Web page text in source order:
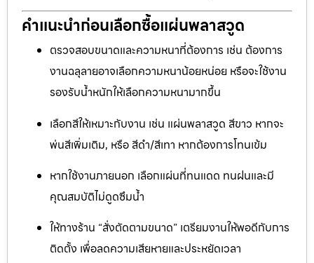
คำแนะนำก่อนเลือกซื้อแผ่นพลาสวูด
ตรวจสอบขนาดและความหนาที่ต้องการ เช่น ต้องการ
งานฉลุลายอาจเลือกความหนาน้อยหน่อย หรือจะใช้งาน
รองรับน้ำหนักให้เลือกความหนามากขึ้น
เลือกสีให้เหมาะกับงาน เช่น แผ่นพลาสวูด สีขาว หากจะ
พ่นสีเพิ่มเติม, หรือ สีดำ/สีเทา หากต้องการโทนเข้ม
หากใช้งานภายนอก เลือกแผ่นที่ทนแดด ทนฝนและมี
คุณสมบัติไม่ดูดซึมน้ำ
ให้ทางร้าน “สั่งตัดตามขนาด” เตรียมงานให้พอดีกับการ
ติดตั้ง เพื่อลดความเสียหายและประหยัดเวลา